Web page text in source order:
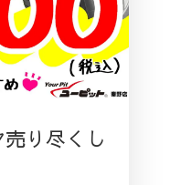
売り尽くし